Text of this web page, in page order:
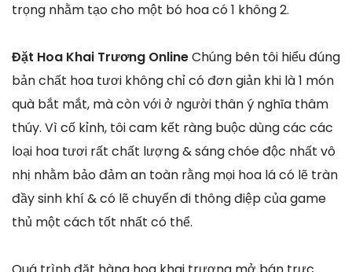
trọng nhằm tạo cho một bó hoa có 1 không 2.
Đặt Hoa Khai Trương OnlineChúng bên tôi hiểu đúng
bản chất hoa tươi không chỉ có đơn giản khi là 1 món
quà bắt mắt, mà còn với ở người thân ý nghĩa thâm
thúy. Vì cố kỉnh, tôi cam kết ràng buộc dùng các các
loại hoa tươi rất chất lượng & sáng chóe độc nhất vô
nhị nhằm bảo đảm an toàn rằng mọi hoa lá có lẽ tràn
đầy sinh khí & có lẽ chuyển đi thông điệp của game
thủ một cách tốt nhất có thể.